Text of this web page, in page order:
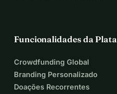
Funcionalidades da
Crowdfunding Global
Branding Personalizado
Doações Recorrentes